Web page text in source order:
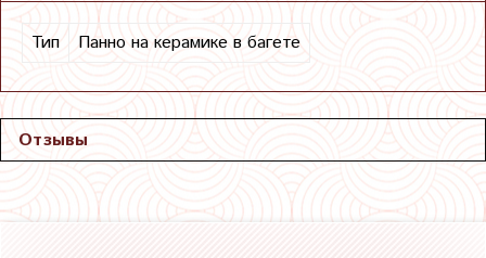
Тип Панно на керамике в багете
Отзывы